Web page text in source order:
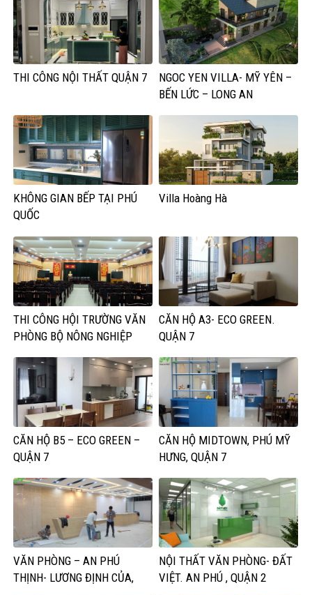
THI CÔNG NỘI THẤT QUẬN 7
NGOC YEN VILLA- MỸ YÊN –
BẾN LỨC – LONG AN
KHÔNG GIAN BẾP TẠI PHÚ
QUỐC
Villa Hoàng Hà
THI CÔNG HỘI TRƯỜNG VĂN
PHÒNG BỘ NÔNG NGHIỆP
CĂN HỘ A3- ECO GREEN.
QUẬN 7
CĂN HỘ B5 – ECO GREEN –
QUẬN 7
CĂN HỘ MIDTOWN, PHÚ MỸ
HƯNG, QUẬN 7
VĂN PHÒNG – AN PHÚ
THỊNH- LƯƠNG ĐỊNH CỦA,
NỘI THẤT VĂN PHÒNG- ĐẤT
VIỆT. AN PHÚ , QUẬN 2